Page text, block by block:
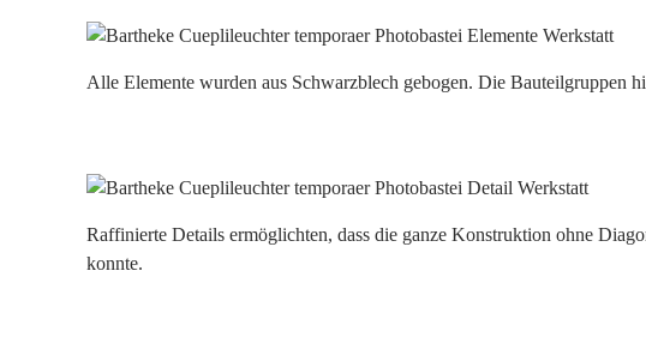
Alle Elemente wurden aus Schwarzblech gebogen. Die Bauteilgruppen
Raffinierte Details ermöglichten, dass die ganze Konstruktion ohne
konnte.